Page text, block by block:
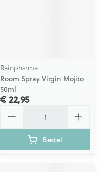
Rainpharma
Room Spray Virgin Mojito
50ml
€ 22,95
Bestel